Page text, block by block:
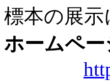
標本の展
ホームペー